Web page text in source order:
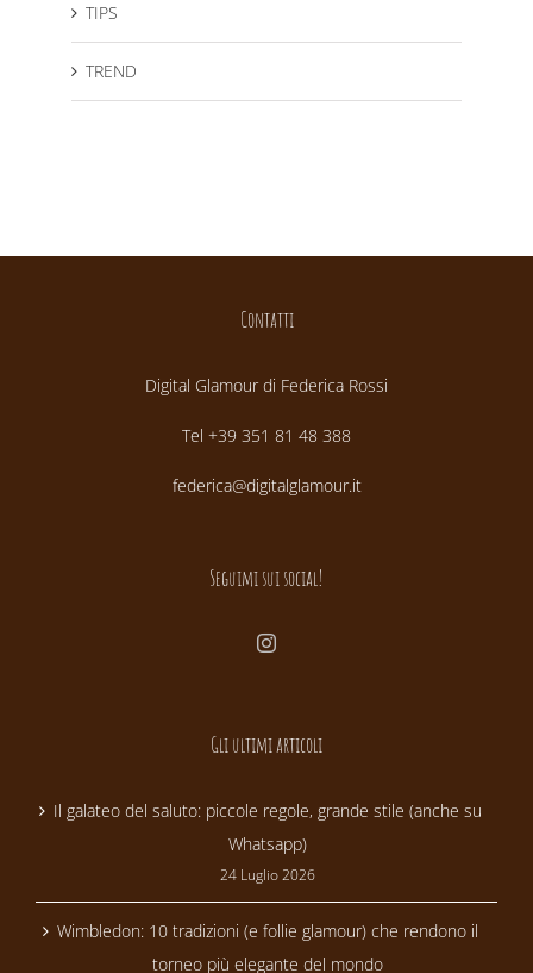
TIPS
TREND
Contatti
Digital Glamour di Federica Rossi
Tel +39 351 81 48 388
federica@digitalglamour.it
Seguimi sui social!
Gli ultimi articoli
Il galateo del saluto: piccole regole, grande stile (anche su
Whatsapp)
24 Luglio 2026
Wimbledon: 10 tradizioni (e follie glamour) che rendono il
torneo più elegante del mondo